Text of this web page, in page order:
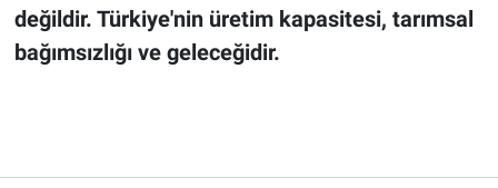
değildir. Türkiye'nin üretim kapasitesi, tarımsal
bağımsızlığı ve geleceğidir.